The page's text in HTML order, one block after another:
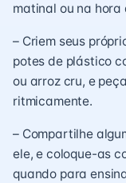
matinal ou na hora
– Criem seus
potes de plástico
ou arroz cru, e
ritmicamente.
– Compartilhe
ele, e coloque-as
quando para